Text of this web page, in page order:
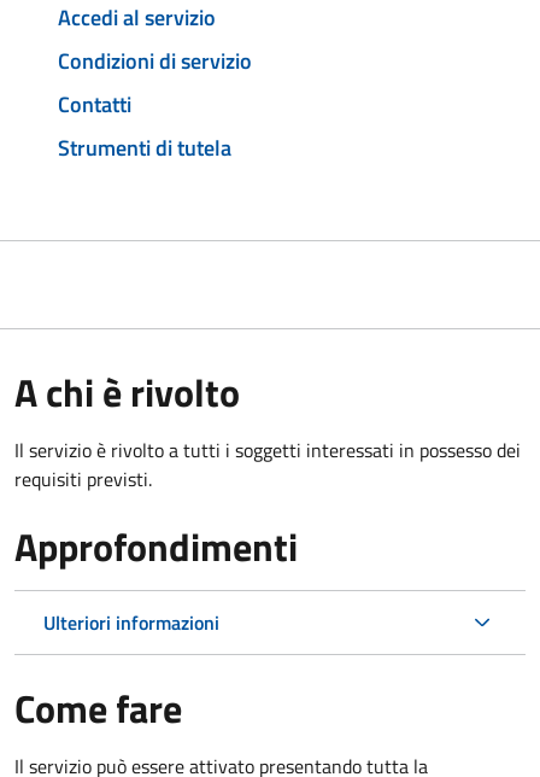
Accedi al servizio
Condizioni di servizio
Contatti
Strumenti di tutela
A chi è rivolto
Il servizio è rivolto a tutti i soggetti interessati in possesso dei
requisiti previsti.
Approfondimenti
Ulteriori informazioni
Come fare
Il servizio può essere attivato presentando tutta la